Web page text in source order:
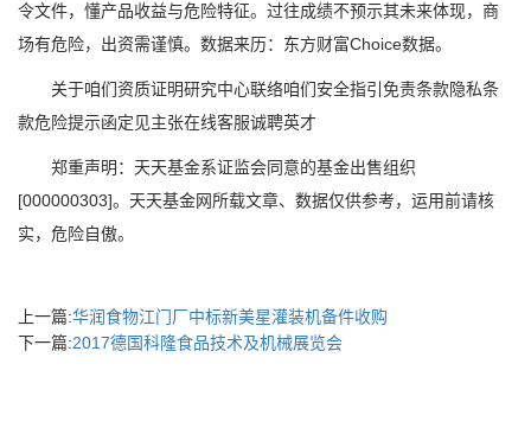
令文件，懂产品收益与危险特征。过往成绩不预示其未来体现，商
场有危险，出资需谨慎。数据来历：东方财富Choice数据。
关于咱们资质证明研究中心联络咱们安全指引免责条款隐私条
款危险提示函定见主张在线客服诚聘英才
郑重声明：天天基金系证监会同意的基金出售组织
[000000303]。天天基金网所载文章、数据仅供参考，运用前请核
实，危险自傲。
上一篇:华润食物江门厂中标新美星灌装机备件收购
下一篇:2017德国科隆食品技术及机械展览会